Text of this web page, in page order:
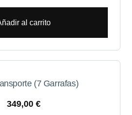
al carrito
(7 Garrafas)
349,00 €